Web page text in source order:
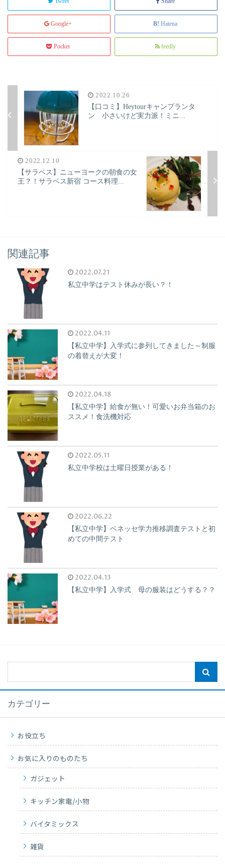
Google+ Hatena
Pocket feedly
2022.10.26
【口コミ】Heytourキャンプランタ
ン 小さいけど実力派！ミニ...
2022.12.10
【サラベス】ニューヨークの朝食の女
王？！サラベス新宿 コース料理...
関連記事
2022.07.21
私立中学はテスト休みが長い？！
2022.04.11
【私立中学】入学式に参列してきました～制服
の着替えが大変！
2022.04.18
【私立中学】給食が無い！可愛いお弁当箱のお
ススメ！食洗機対応
2022.05.11
私立中学校は土曜日授業がある！
2022.06.22
【私立中学】ベネッセ学力推移調査テストと初
めての中間テスト
2022.04.13
【私立中学】入学式 母の服装はどうする？？
カテゴリー
お役立ち
お気に入りのものたち
ガジェット
キッチン家電/小物
バイタミックス
雑貨